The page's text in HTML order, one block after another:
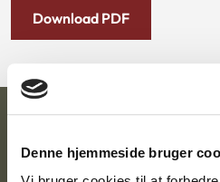
Denne hjemmeside bruger
Download PDF
Postadresse: